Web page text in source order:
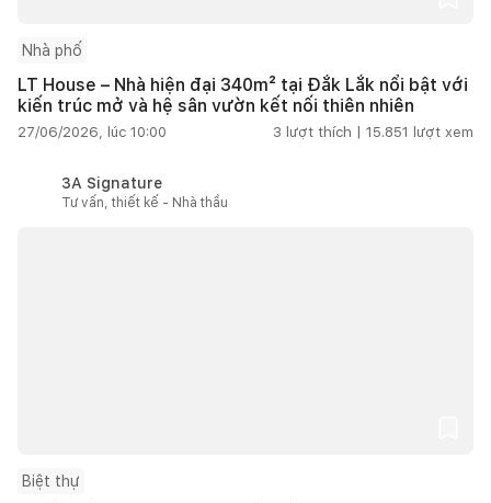
Nhà phố
LT House – Nhà hiện đại 340m² tại Đắk Lắk nổi bật với
kiến trúc mở và hệ sân vườn kết nối thiên nhiên
27/06/2026, lúc 10:00 3 lượt thích | 15.851 lượt xem
3A Signature
Tư vấn, thiết kế - Nhà thầu
Biệt thự